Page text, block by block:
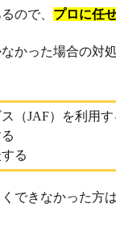
ので、 プロに任
かった場合の対
（JAF）を利用す
る
できなかった方